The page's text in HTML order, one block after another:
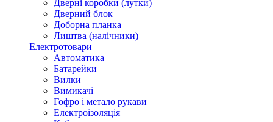
Дверні коробки (лутки)
Дверний блок
Доборна планка
Лиштва (налічники)
Електротовари
Автоматика
Батарейки
Вилки
Вимикачі
Гофро і метало рукави
Електроізоляція